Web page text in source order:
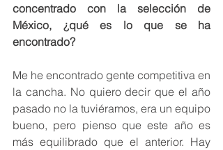
concentrado con la selección de
México, ¿qué es lo que se ha
encontrado?
Me he encontrado gente competitiva en
la cancha. No quiero decir que el año
pasado no la tuviéramos, era un equipo
bueno, pero pienso que este año es
más equilibrado que el anterior. Hay